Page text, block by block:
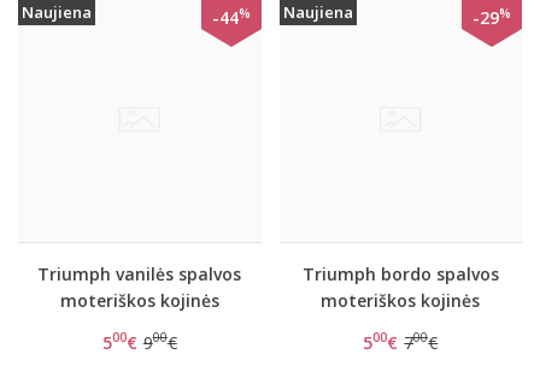
Naujiena -44%
Triumph vanilės spalvos
moteriškos kojinės
Sock 01
500€ 900€
Naujiena -29%
Triumph bordo spalvos
moteriškos kojinės
Sock 01
500€ 700€